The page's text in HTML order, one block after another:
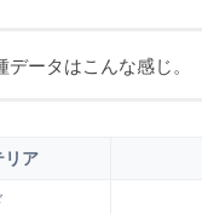
データはこんな感じ。
リア